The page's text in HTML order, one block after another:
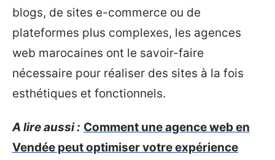
blogs, de sites e-commerce ou de
plateformes plus complexes, les agences
web marocaines ont le savoir-faire
nécessaire pour réaliser des sites à la fois
esthétiques et fonctionnels.
A lire aussi : Comment une agence web en
Vendée peut optimiser votre expérience